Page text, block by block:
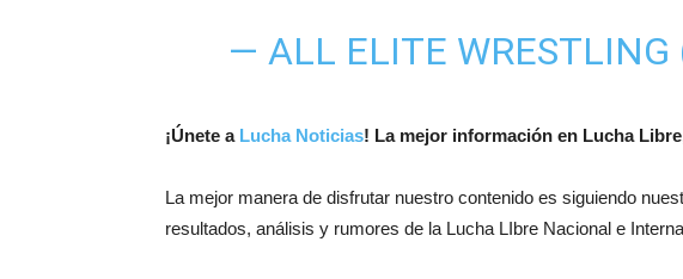
— ALL ELITE WRESTLING
¡Únete a Lucha Noticias! La mejor información en Lucha
La mejor manera de disfrutar nuestro contenido es siguiendo
resultados, análisis y rumores de la Lucha LIbre Nacional e